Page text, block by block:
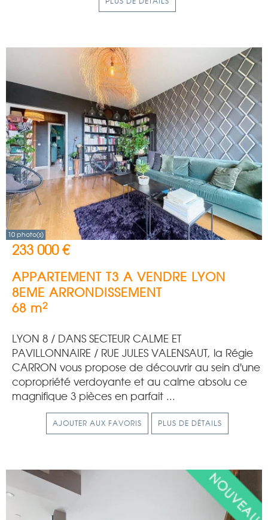
10 photo(s)
233 000 €
APPARTEMENT T3 A VENDRE LYON
8EME ARRONDISSEMENT
68 m2
LYON 8 / DANS SECTEUR CALME ET
PAVILLONNAIRE / RUE JULES VALENSAUT, la Régie
CARRON vous propose de découvrir au sein d'une
copropriété verdoyante et au calme absolu ce
magnifique 3 pièces en parfait ...
AJOUTER AUX FAVORIS PLUS DE DÉTAILS